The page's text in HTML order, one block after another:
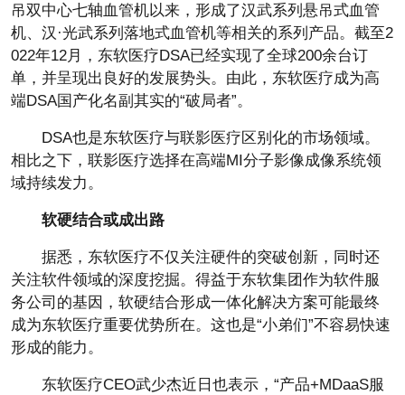
吊双中心七轴血管机以来，形成了汉武系列悬吊式血管
机、汉·光武系列落地式血管机等相关的系列产品。截至2
022年12月，东软医疗DSA已经实现了全球200余台订
单，并呈现出良好的发展势头。由此，东软医疗成为高
端DSA国产化名副其实的“破局者”。
DSA也是东软医疗与联影医疗区别化的市场领域。
相比之下，联影医疗选择在高端MI分子影像成像系统领
域持续发力。
软硬结合或成出路
据悉，东软医疗不仅关注硬件的突破创新，同时还
关注软件领域的深度挖掘。得益于东软集团作为软件服
务公司的基因，软硬结合形成一体化解决方案可能最终
成为东软医疗重要优势所在。这也是“小弟们”不容易快速
形成的能力。
东软医疗CEO武少杰近日也表示，“产品+MDaaS服